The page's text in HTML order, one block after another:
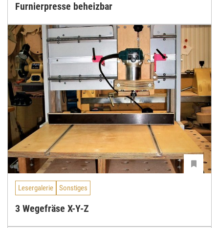
Furnierpresse beheizbar
Lesergalerie Sonstiges
3 Wegefräse X-Y-Z